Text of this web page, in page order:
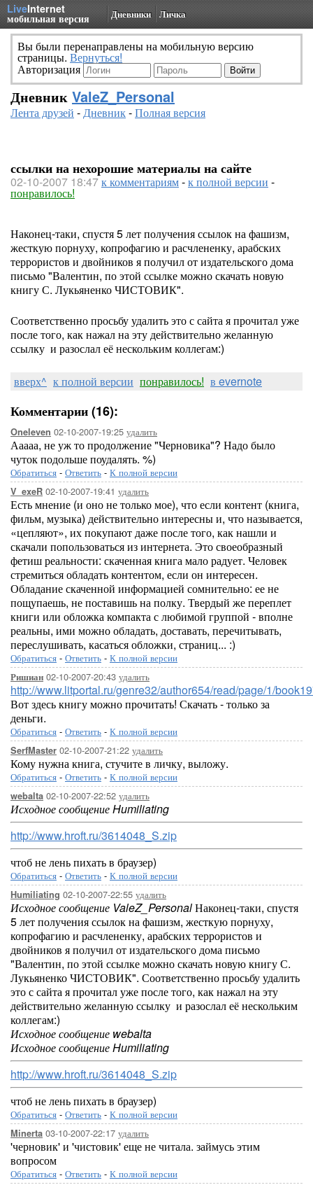
LiveInternet
мобильная версия Дневники Личка
Вы были перенаправлены на мобильную версию
страницы. Вернуться!
Авторизация
Дневник ValeZ_Personal
Лента друзей -Дневник-Полная версия
ссылки на нехорошие материалы на сайте
02-10-2007 18:47к комментариям-к полной версии -
понравилось!
Наконец-таки, спустя 5 лет получения ссылок на фашизм,
жесткую порнуху, копрофагию и расчлененку, арабских
террористов и двойников я получил от издательского дома
письмо "Валентин, по этой ссылке можно скачать новую
книгу С. Лукьяненко ЧИСТОВИК".
Соответственно просьбу удалить это с сайта я прочитал уже
после того, как нажал на эту действительно желанную
ссылку и разослал её нескольким коллегам:)
вверх^ к полной версии понравилось! в evernote
Комментарии (16):
Oneleven 02-10-2007-19:25 удалить
Ааааа, не уж то продолжение "Черновика"? Надо было
чуток подольше поудалять. %)
Обратиться - Ответить - К полной версии
V_exeR 02-10-2007-19:41 удалить
Есть мнение (и оно не только мое), что если контент (книга,
фильм, музыка) действительно интересны и, что называется,
«цепляют», их покупают даже после того, как нашли и
скачали попользоваться из интернета. Это своеобразный
фетиш реальности: скаченная книга мало радует. Человек
стремиться обладать контентом, если он интересен.
Обладание скаченной информацией сомнительно: ее не
пощупаешь, не поставишь на полку. Твердый же переплет
книги или обложка компакта с любимой группой - вполне
реальны, ими можно обладать, доставать, перечитывать,
переслушивать, касаться обложки, страниц... :)
Обратиться - Ответить - К полной версии
Ришиан 02-10-2007-20:43 удалить
http://www.litportal.ru/genre32/author654/read/page/1/
Вот здесь книгу можно прочитать! Скачать - только за
деньги.
Обратиться - Ответить - К полной версии
SerfMaster 02-10-2007-21:22 удалить
Кому нужна книга, стучите в личку, выложу.
Обратиться - Ответить - К полной версии
webalta 02-10-2007-22:52 удалить
Исходное сообщение Humiliating
http://www.hroft.ru/3614048_S.zip
чтоб не лень пихать в браузер)
Обратиться - Ответить - К полной версии
Humiliating 02-10-2007-22:55 удалить
Исходное сообщение ValeZ_PersonalНаконец-таки, спустя
5 лет получения ссылок на фашизм, жесткую порнуху,
копрофагию и расчлененку, арабских террористов и
двойников я получил от издательского дома письмо
"Валентин, по этой ссылке можно скачать новую книгу С.
Лукьяненко ЧИСТОВИК". Соответственно просьбу удалить
это с сайта я прочитал уже после того, как нажал на эту
действительно желанную ссылку и разослал её нескольким
коллегам:)
Исходное сообщение webalta
Исходное сообщение Humiliating
http://www.hroft.ru/3614048_S.zip
чтоб не лень пихать в браузер)
Обратиться - Ответить - К полной версии
Minerta 03-10-2007-22:17 удалить
'черновик' и 'чистовик' еще не читала. займусь этим
вопросом
Обратиться - Ответить - К полной версии